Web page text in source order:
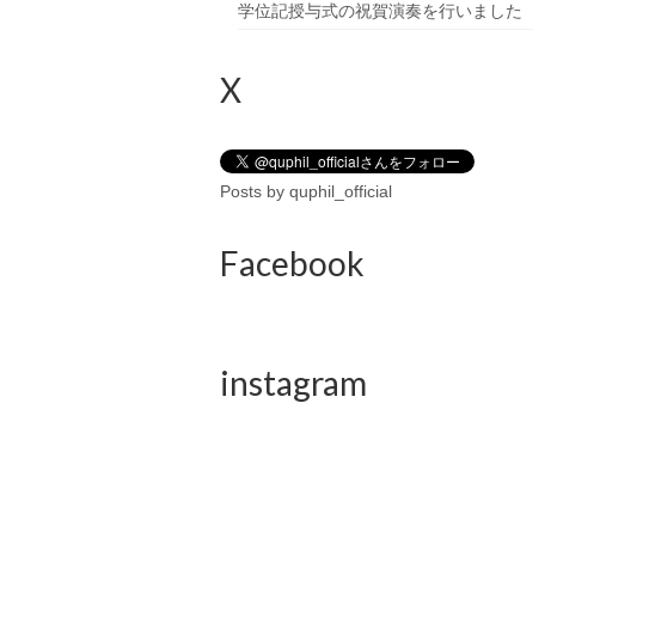
学位記授与式の祝賀演奏を行いました
X
Posts by quphil_official
Facebook
instagram